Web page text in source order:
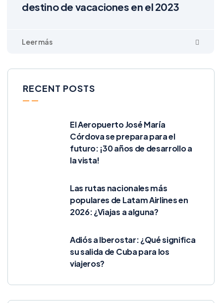
destino de vacaciones en el 2023
RECENT POSTS
El Aeropuerto José María
Córdova se prepara para el
futuro: ¡30 años de desarrollo a
la vista!
Las rutas nacionales más
populares de Latam Airlines en
2026: ¿Viajas a alguna?
Adiós a Iberostar: ¿Qué significa
su salida de Cuba para los
viajeros?